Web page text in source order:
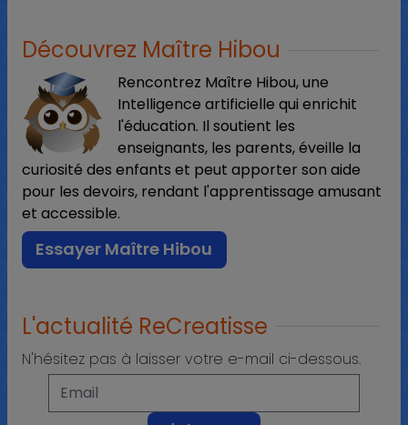
Découvrez Maître Hibou
Rencontrez Maître Hibou, une
Intelligence artificielle qui enrichit
l'éducation. Il soutient les
enseignants, les parents, éveille la
curiosité des enfants et peut apporter son aide
pour les devoirs, rendant l'apprentissage amusant
et accessible.
Essayer Maître Hibou
L'actualité ReCreatisse
N'hésitez pas à laisser votre e-mail ci-dessous.